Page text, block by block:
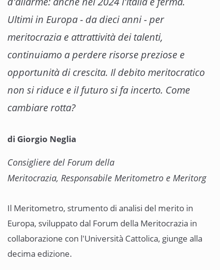
Ultimi in Europa - da dieci anni - per
meritocrazia e attrattività dei talenti,
continuiamo a perdere risorse preziose e
opportunità di crescita. Il debito meritocratico
non si riduce e il futuro si fa incerto. Come
cambiare rotta?
di Giorgio Neglia
Consigliere del Forum della
Meritocrazia, Responsabile Meritometro e Meritorg
Il Meritometro, strumento di analisi del merito in
Europa, sviluppato dal Forum della Meritocrazia in
collaborazione con l'Università Cattolica, giunge alla
decima edizione.